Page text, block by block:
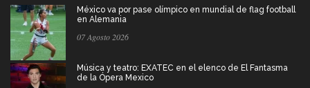
México va por pase olímpico en mundial de flag football
en Alemania
07 Agosto 2026
Música y teatro: EXATEC en el elenco de El Fantasma
de la Ópera Mexico